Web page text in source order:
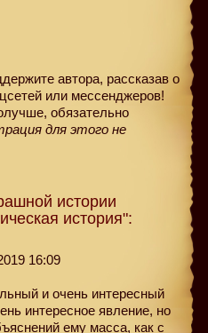
автора, рассказав о
или мессенджеров!
обязательно
для этого не
истории
история":
16:09
и очень интересный
интересное явление, но
ему масса, как с